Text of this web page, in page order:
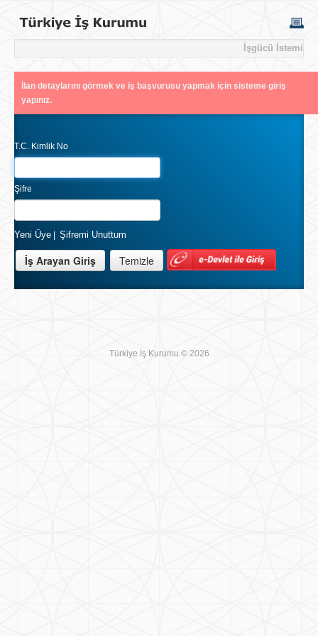
İşgücü İstemi
İlan detaylarını görmek ve iş başvurusu yapmak için sisteme giriş
yapınız.
T.C. Kimlik No
Şifre
Yeni Üye Şifremi Unuttum
Türkiye İş Kurumu © 2026